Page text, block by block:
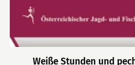
Weiße Stunden und